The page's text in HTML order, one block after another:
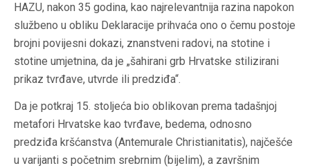
HAZU, nakon 35 godina, kao najrelevantnija razina napokon
službeno u obliku Deklaracije prihvaća ono o čemu postoje
brojni povijesni dokazi, znanstveni radovi, na stotine i
stotine umjetnina, da je „šahirani grb Hrvatske stilizirani
prikaz tvrđave, utvrde ili predziđa“.
Da je potkraj 15. stoljeća bio oblikovan prema tadašnjoj
metafori Hrvatske kao tvrđave, bedema, odnosno
predziđa kršćanstva (Antemurale Christianitatis), najčešće
u varijanti s početnim srebrnim (bijelim), a završnim